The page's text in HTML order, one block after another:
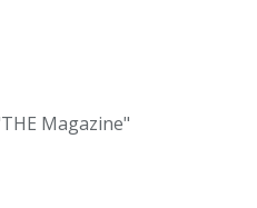
Magazine"